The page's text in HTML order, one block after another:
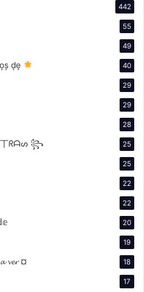
: Muchas de sus obras,
flamenca, combinan
y danza con el cine,
y la Infancia
de memoria, nostalgia y la
propia experiencia y la
la narrativa y la
442
55
49
d͙e͙ 40
29
29
28
丅ᖇᗩᔕ ꧂ 25
25
22
22
20
19
𝓿𝓮𝓻 ¤ 18
17